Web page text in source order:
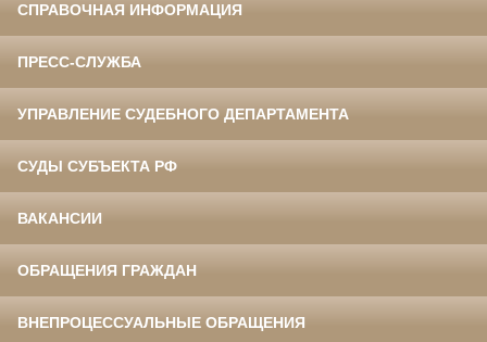
СПРАВОЧНАЯ ИНФОРМАЦИЯ
ПРЕСС-СЛУЖБА
УПРАВЛЕНИЕ СУДЕБНОГО ДЕПАРТАМЕНТА
СУДЫ СУБЪЕКТА РФ
ВАКАНСИИ
ОБРАЩЕНИЯ ГРАЖДАН
ВНЕПРОЦЕССУАЛЬНЫЕ ОБРАЩЕНИЯ